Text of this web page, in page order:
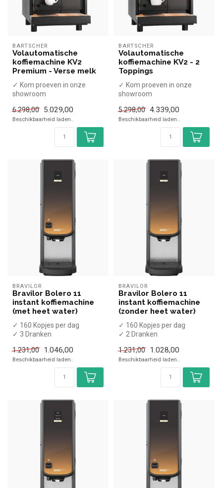
BARTSCHER
Volautomatische
koffiemachine KV2
Premium - Verse melk
✓ Kom proeven in onze
showroom
✓ 30 Programma's
✓ Inclus...
6.298,00 5.029,00
Beschikbaarheid laden..
BARTSCHER
Volautomatische
koffiemachine KV2 - 2
Toppings
✓ Kom proeven in onze
showroom
✓ 16 Programma's
✓ Inclus...
5.298,00 4.339,00
Beschikbaarheid laden..
BRAVILOR
Bravilor Bolero 11
instant koffiemachine
(met heet water)
✓ 160 Kopjes per dag
✓ 3 Dranken
✓ Vaste wateraansluiting
✓ ...
1.231,00 1.046,00
Beschikbaarheid laden..
BRAVILOR
Bravilor Bolero 11
instant koffiemachine
(zonder heet water)
✓ 160 Kopjes per dag
✓ 2 Dranken
✓ Vaste wateraansluiting
✓ ...
1.231,00 1.028,00
Beschikbaarheid laden..